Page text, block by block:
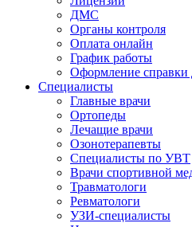
ДМС
Органы контроля
Оплата онлайн
График работы
Оформление
Специалисты
Главные врачи
Ортопеды
Лечащие врачи
Озонотерапевты
Специалисты по УВТ
Врачи спортивной
Травматологи
Ревматологи
УЗИ-специалисты